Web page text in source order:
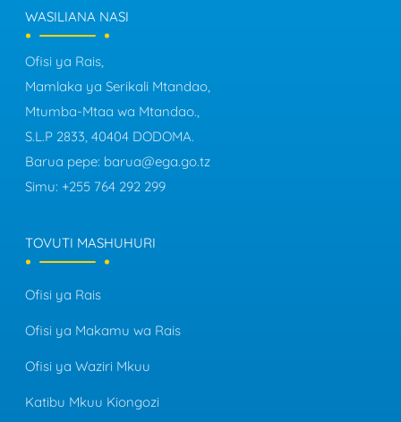
WASILIANA NASI
Ofisi ya Rais,
Mamlaka ya Serikali Mtandao,
Mtumba-Mtaa wa Mtandao.,
S.L.P 2833, 40404 DODOMA.
Barua pepe: barua@ega.go.tz
Simu: +255 764 292 299
TOVUTI MASHUHURI
Ofisi ya Rais
Ofisi ya Makamu wa Rais
Ofisi ya Waziri Mkuu
Katibu Mkuu Kiongozi